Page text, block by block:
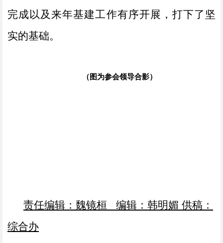
完成以及来年基建工作有序开展，打下了坚
实的基础。
（图为参会领导合影）
责任编辑：魏镜桓
编辑：韩明媚 供稿：
综合办